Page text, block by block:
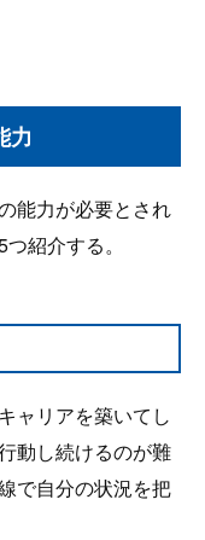
力
能力が必要とされ
紹介する。
ャリアを築いてし
動し続けるのが難
で自分の状況を把